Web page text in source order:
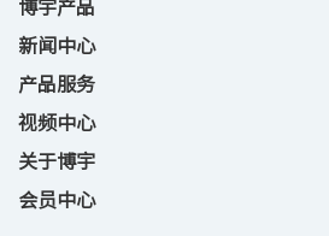
博宇产品
新闻中心
产品服务
视频中心
关于博宇
会员中心